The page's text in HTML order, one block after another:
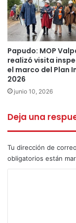
Se entrega
del
Entregan
el alcalde
consistente
bronce.
Se propone
A al actividad
Regional Electo),
Distrito 6), Antonio
Marieta Marin
Papudo: MOP
realizó visita
el marco del Plan
2026
junio 10, 2026
Deja una
Tu dirección de
obligatorios están